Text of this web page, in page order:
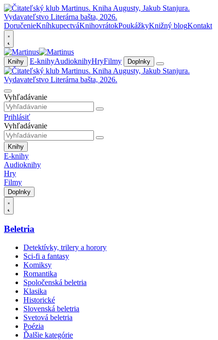
DoručenieKníhkupectváKnihovrátokPoukážkyKnižný blogKontakt
Knihy E-knihyAudioknihyHryFilmy Doplnky
Vyhľadávanie
Prihlásiť
Vyhľadávanie
Knihy
E-knihy
Audioknihy
Hry
Filmy
Doplnky
Beletria
Detektívky, trilery a horory
Sci-fi a fantasy
Komiksy
Romantika
Spoločenská beletria
Klasika
Historické
Slovenská beletria
Svetová beletria
Poézia
Ďalšie kategórie